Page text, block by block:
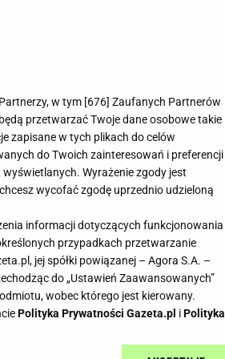
w tym [676] Zaufanych Partnerów
przetwarzać Twoje dane osobowe takie
zapisane w tych plikach do celów
do Twoich zainteresowań i preferencji
Wyrażenie zgody jest
wycofać zgodę uprzednio udzieloną
informacji dotyczących funkcjonowania
przypadkach przetwarzanie
jej spółki powiązanej – Agora S.A. –
do „Ustawień Zaawansowanych”
wobec którego jest kierowany.
Polityka Prywatności Gazeta.pl iPolityka